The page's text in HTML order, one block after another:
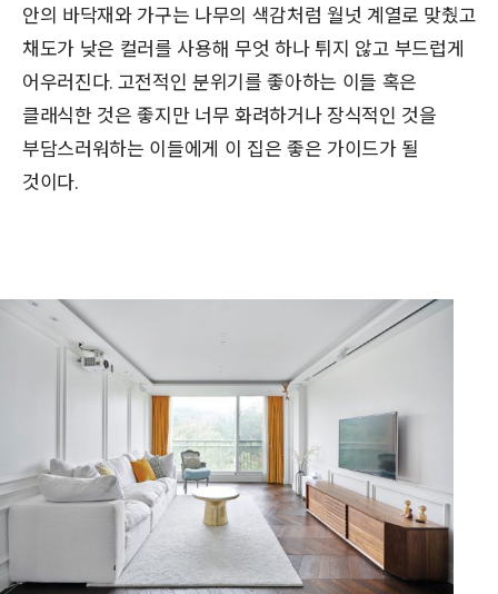
안의 바닥재와 가구는 나무의 색감처럼 월넛 계열로 맞췄고
채도가 낮은 컬러를 사용해 무엇 하나 튀지 않고 부드럽게
어우러진다. 고전적인 분위기를 좋아하는 이들 혹은
클래식한 것은 좋지만 너무 화려하거나 장식적인 것을
부담스러워하는 이들에게 이 집은 좋은 가이드가 될
것이다.